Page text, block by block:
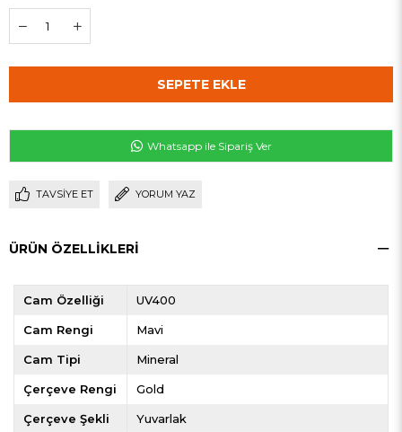
Whatsapp ile Sipariş Ver
TAVSIYE ET YORUM YAZ
ÜRÜN ÖZELLIKLERI
Cam Özelliği UV400
Cam Rengi Mavi
Cam Tipi Mineral
Çerçeve Rengi Gold
Çerçeve Şekli Yuvarlak